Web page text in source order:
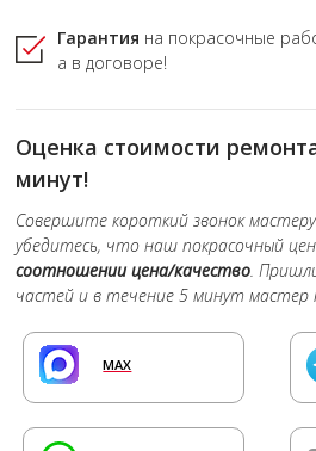
Гарантия на покрасочные
а в договоре!
Оценка стоимости
минут!
Совершите короткий звонок
убедитесь, что наш покрасочный
соотношении цена/качество.
частей и в течение 5 минут мастер
MAX